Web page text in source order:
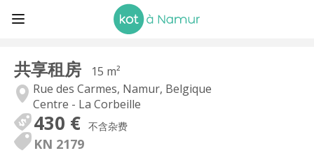
共享租房
15 m²
Rue des Carmes, Namur, Belgique
Centre - La Corbeille
430 € 不含杂费
KN 2179